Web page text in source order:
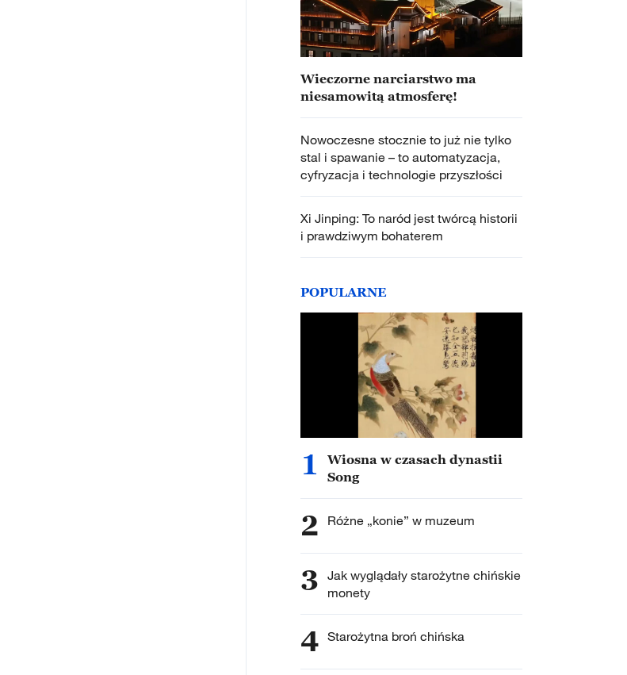
Wieczorne narciarstwo ma
niesamowitą atmosferę!
Nowoczesne stocznie to już nie tylko
stal i spawanie – to automatyzacja,
cyfryzacja i technologie przyszłości
Xi Jinping: To naród jest twórcą historii
i prawdziwym bohaterem
POPULARNE
1
Wiosna w czasach dynastii
Song
2 Różne „konie” w muzeum
3 Jak wyglądały starożytne chińskie
monety
4 Starożytna broń chińska